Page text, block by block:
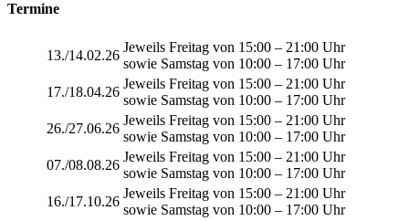
Termine
13./14.02.26
Jeweils Freitag von 15:00 – 21:00 Uhr
sowie Samstag von 10:00 – 17:00 Uhr
17./18.04.26
Jeweils Freitag von 15:00 – 21:00 Uhr
sowie Samstag von 10:00 – 17:00 Uhr
26./27.06.26
Jeweils Freitag von 15:00 – 21:00 Uhr
sowie Samstag von 10:00 – 17:00 Uhr
07./08.08.26
Jeweils Freitag von 15:00 – 21:00 Uhr
sowie Samstag von 10:00 – 17:00 Uhr
16./17.10.26
Jeweils Freitag von 15:00 – 21:00 Uhr
sowie Samstag von 10:00 – 17:00 Uhr